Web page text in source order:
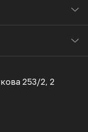
253/2, 2